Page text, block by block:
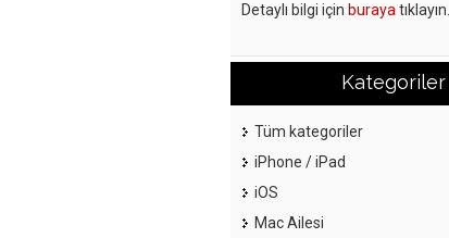
Detaylı bilgi için buraya tıklayın.
Kategoriler
Tüm kategoriler
iPhone / iPad
iOS
Mac Ailesi